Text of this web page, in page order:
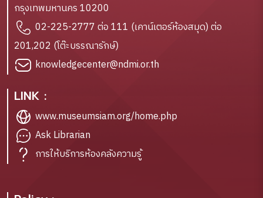
กรุงเทพมหานคร 10200
02-225-2777 ต่อ 111 (เคาน์เตอร์ห้องสมุด) ต่อ
201,202 (โต๊ะบรรณารักษ์)
knowledgecenter@ndmi.or.th
LINK :
www.museumsiam.org/home.php
Ask Librarian
การให้บริการห้องคลังความรู้